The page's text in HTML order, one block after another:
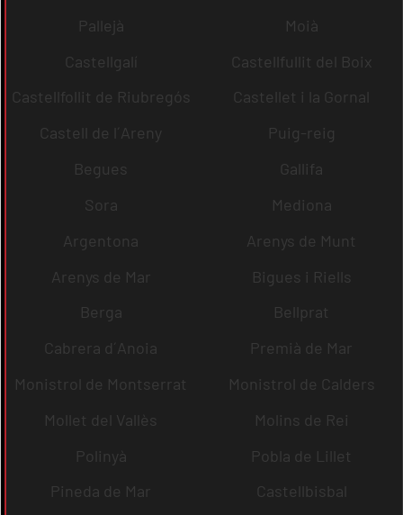
Pallejà
Moià
Castellgalí
Castellfullit del Boix
Castellfollit de Riubregós
Castellet i la Gornal
Castell de l´Areny
Puig-reig
Begues
Gallifa
Sora
Mediona
Argentona
Arenys de Munt
Arenys de Mar
Bigues i Riells
Berga
Bellprat
Cabrera d´Anoia
Premià de Mar
Monistrol de Montserrat
Monistrol de Calders
Mollet del Vallès
Molins de Rei
Polinyà
Pobla de Lillet
Pineda de Mar
Castellbisbal